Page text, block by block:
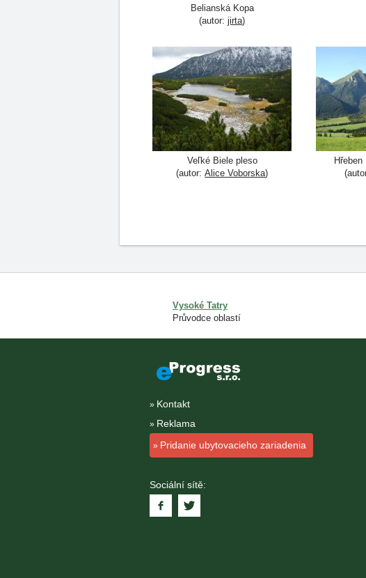
Belianská Kopa
(autor:jirta)
Veľké Biele pleso
(autor:Alice Voborska)
Vysoké Tatry
Průvodce oblastí
Kontakt
Reklama
Pridanie ubytovacieho zariadenia
Sociální sítě: